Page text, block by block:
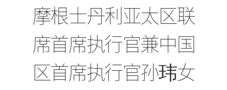
摩根士丹利亚太区联
席首席执行官兼中国
区首席执行官孙玮女